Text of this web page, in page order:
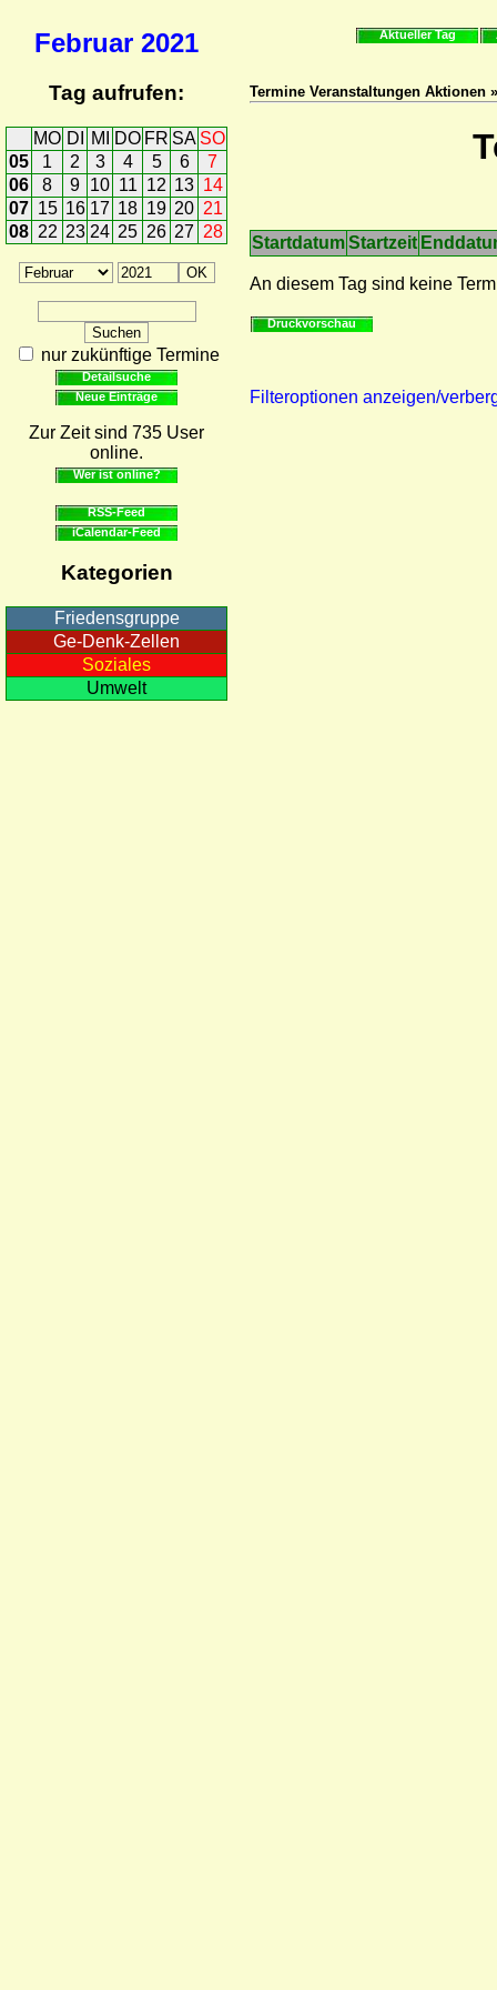
Februar 2021
Tag aufrufen:
MO DI MI DO FR SA SO
05
1 2 3 4 5 6
7
06
8 9 10 11 12 13 14
07 15 16 17 18 19 20 21
08 22 23 24 25 26 27 28
nur zukünftige Termine
Detailsuche
Neue Einträge
Zur Zeit sind 735 User
online.
Wer ist online?
RSS-Feed
iCalendar-Feed
Kategorien
Friedensgruppe
Ge-Denk-Zellen
Soziales
Umwelt
Aktueller Tag
Termine Veranstaltungen Aktionen
StartdatumStartzeit
An diesem Tag sind keine
Druckvorschau
Filteroptionen anzeigen/